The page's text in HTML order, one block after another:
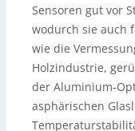
Sensoren gut vor
wodurch sie auch
wie die
Holzindustrie,
der Aluminium-
asphärischen